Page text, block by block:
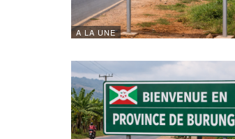
A LA UNE